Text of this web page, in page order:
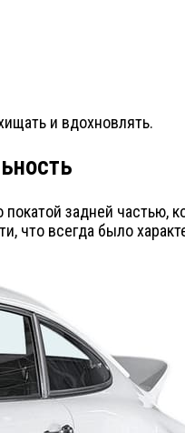
и вдохновлять.
задней
что всегда было